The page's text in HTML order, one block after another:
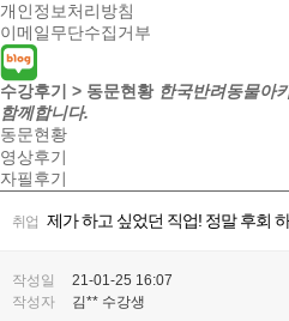
개인정보처리방침
이메일무단수집거부
수강후기 > 동문현황 한국반려동물아
함께합니다.
동문현황
영상후기
자필후기
취업 제가 하고 싶었던 직업! 정말 후회
작성일
21-01-25 16:07
작성자
김** 수강생